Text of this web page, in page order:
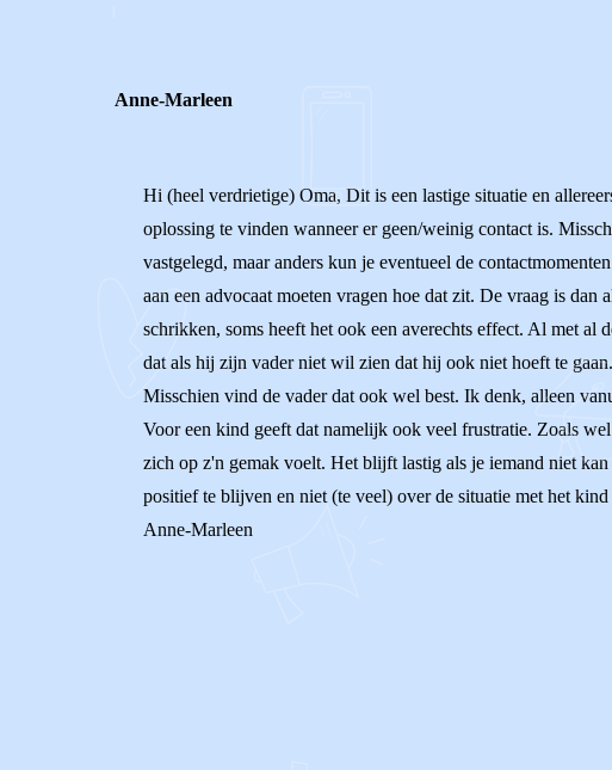
Anne-Marleen
Hi (heel verdrietige) Oma, Dit is een lastige situatie en
oplossing te vinden wanneer er geen/weinig contact is.
vastgelegd, maar anders kun je eventueel de
aan een advocaat moeten vragen hoe dat zit. De vraag is
schrikken, soms heeft het ook een averechts effect. Al met
dat als hij zijn vader niet wil zien dat hij ook niet hoeft te
Misschien vind de vader dat ook wel best. Ik denk, alleen
Voor een kind geeft dat namelijk ook veel frustratie. Zoals
zich op z'n gemak voelt. Het blijft lastig als je iemand niet
positief te blijven en niet (te veel) over de situatie met het
Anne-Marleen